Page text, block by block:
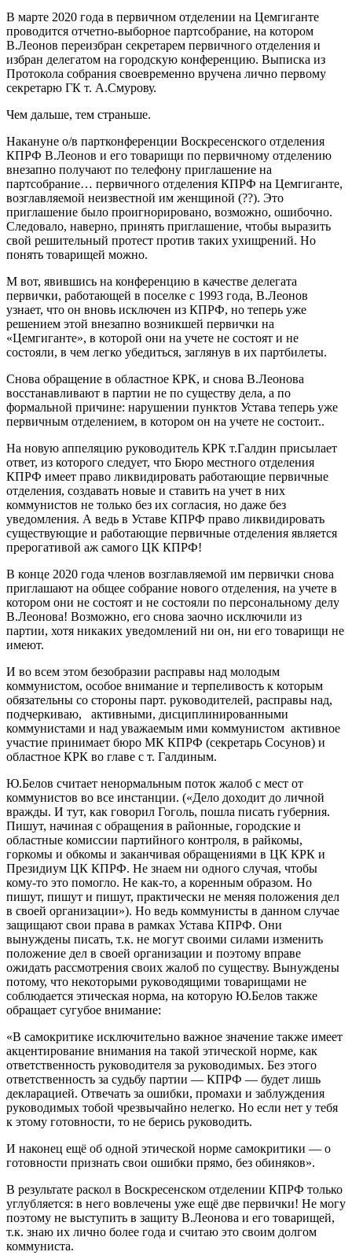
В марте 2020 года в первичном отделении на Цемгиганте
проводится отчетно-выборное партсобрание, на котором
В.Леонов переизбран секретарем первичного отделения и
избран делегатом на городскую конференцию. Выписка из
Протокола собрания своевременно вручена лично первому
секретарю ГК т. А.Смурову.
Чем дальше, тем страньше.
Накануне о/в партконференции Воскресенского отделения
КПРФ В.Леонов и его товарищи по первичному отделению
внезапно получают по телефону приглашение на
партсобрание… первичного отделения КПРФ на Цемгиганте,
возглавляемой неизвестной им женщиной (??). Это
приглашение было проигнорировано, возможно, ошибочно.
Следовало, наверно, принять приглашение, чтобы выразить
свой решительный протест против таких ухищрений. Но
понять товарищей можно.
М вот, явившись на конференцию в качестве делегата
первички, работающей в поселке с 1993 года, В.Леонов
узнает, что он вновь исключен из КПРФ, но теперь уже
решением этой внезапно возникшей первички на
«Цемгиганте», в которой они на учете не состоят и не
состояли, в чем легко убедиться, заглянув в их партбилеты.
Снова обращение в областное КРК, и снова В.Леонова
восстанавливают в партии не по существу дела, а по
формальной причине: нарушении пунктов Устава теперь уже
первичным отделением, в котором он на учете не состоит..
На новую аппеляцию руководитель КРК т.Галдин присылает
ответ, из которого следует, что Бюро местного отделения
КПРФ имеет право ликвидировать работающие первичные
отделения, создавать новые и ставить на учет в них
коммунистов не только без их согласия, но даже без
уведомления. А ведь в Уставе КПРФ право ликвидировать
существующие и работающие первичные отделения является
прерогативой аж самого ЦК КПРФ!
В конце 2020 года членов возглавляемой им первички снова
приглашают на общее собрание нового отделения, на учете в
котором они не состоят и не состояли по персональному делу
В.Леонова! Возможно, его снова заочно исключили из
партии, хотя никаких уведомлений ни он, ни его товарищи не
имеют.
И во всем этом безобразии расправы над молодым
коммунистом, особое внимание и терпеливость к которым
обязательны со стороны парт. руководителей, расправы над,
подчеркиваю, активными, дисциплинированными
коммунистами и над уважаемым ими коммунистом активное
участие принимает бюро МК КПРФ (секретарь Сосунов) и
областное КРК во главе с т. Галдиным.
Ю.Белов считает ненормальным поток жалоб с мест от
коммунистов во все инстанции. («Дело доходит до личной
вражды. И тут, как говорил Гоголь, пошла писать губерния.
Пишут, начиная с обращения в районные, городские и
областные комиссии партийного контроля, в райкомы,
горкомы и обкомы и заканчивая обращениями в ЦК КРК и
Президиум ЦК КПРФ. Не знаем ни одного случая, чтобы
кому-то это помогло. Не как-то, а коренным образом. Но
пишут, пишут и пишут, практически не меняя положения дел
в своей организации»). Но ведь коммунисты в данном случае
защищают свои права в рамках Устава КПРФ. Они
вынуждены писать, т.к. не могут своими силами изменить
положение дел в своей организации и поэтому вправе
ожидать рассмотрения своих жалоб по существу. Вынуждены
потому, что некоторыми руководящими товарищами не
соблюдается этическая норма, на которую Ю.Белов также
обращает сугубое внимание:
«В самокритике исключительно важное значение также имеет
акцентирование внимания на такой этической норме, как
ответственность руководителя за руководимых. Без этого
ответственность за судьбу партии — КПРФ — будет лишь
декларацией. Отвечать за ошибки, промахи и заблуждения
руководимых тобой чрезвычайно нелегко. Но если нет у тебя
к этому готовности, то не берись руководить.
И наконец ещё об одной этической норме самокритики — о
готовности признать свои ошибки прямо, без обиняков».
В результате раскол в Воскресенском отделении КПРФ только
углубляется: в него вовлечены уже ещё две первички! Не могу
поэтому не выступить в защиту В.Леонова и его товарищей,
т.к. знаю их лично более года и считаю это своим долгом
коммуниста.